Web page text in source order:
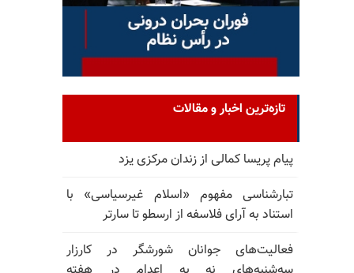
تازه‌ترین اخبار و مقالات
پیام پریسا کمالی از زندان مرکزی یزد
تبارشناسی مفهوم «اسلام غیرسیاسی» با
استناد به آرای فلاسفه از ارسطو تا سارتر
فعالیت‌های جوانان شورشگر در کارزار